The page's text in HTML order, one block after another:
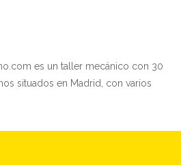
es un taller mecánico con 30
situados en Madrid, con varios